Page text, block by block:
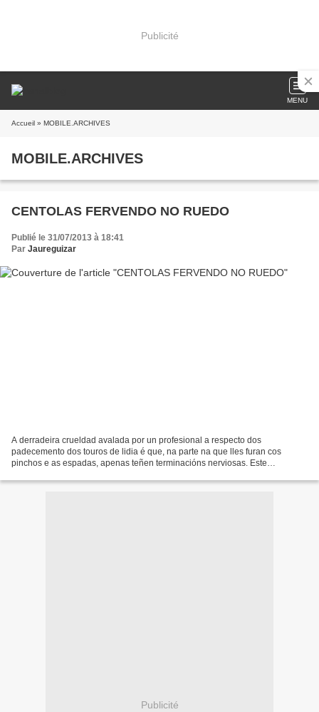
Publicité
MENU
Accueil » MOBILE.ARCHIVES
MOBILE.ARCHIVES
CENTOLAS FERVENDO NO RUEDO
Publié le 31/07/2013 à 18:41
Par Jaureguizar
A derradeira crueldad avalada por un profesional a respecto dos
padecemento dos touros de lidia é que, na parte na que lles furan cos
pinchos e as espadas, apenas teñen terminacións nerviosas. Este
Publicité